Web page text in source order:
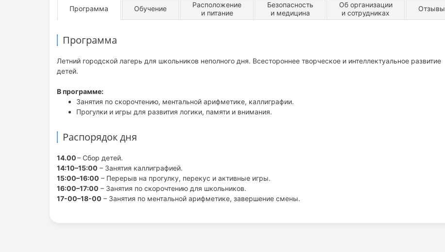
Программа Обучение
Расположение
и питание
Безопасность
и медицина
Об организации
и сотрудниках
Отзывы
Программа
Летний городской лагерь для школьников неполного дня. Всестороннее творческое и интеллектуальное развитие
детей.
В программе:
Занятия по скорочтению, ментальной арифметике, каллиграфии.
Прогулки и игры для развития логики, памяти и внимания.
Распорядок дня
14.00– Сбор детей.
14:10–15:00 – Занятия каллиграфией.
15:00–16:00 – Перерыв на прогулку, перекус и активные игры.
16:00–17:00 – Занятия по скорочтению для школьников.
17-00–18-00 – Занятия по ментальной арифметике, завершение смены.